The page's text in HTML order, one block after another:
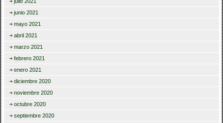
junio 2021
mayo 2021
abril 2021
marzo 2021
febrero 2021
enero 2021
diciembre 2020
noviembre 2020
octubre 2020
septiembre 2020